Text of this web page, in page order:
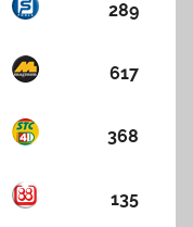
289
617
368
135